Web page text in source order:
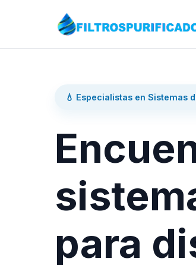
💧 Especialistas en Sistemas
para